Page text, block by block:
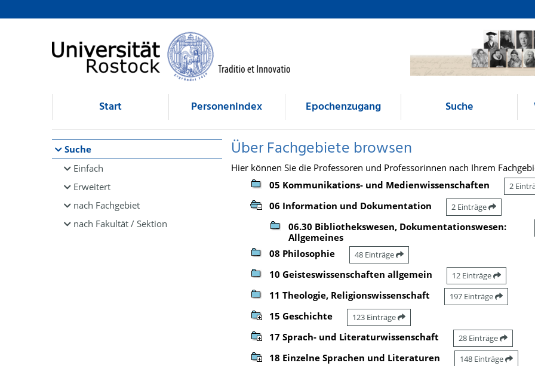
Browsen
direkt zum Inhalt
Start Personenindex Epochenzugang Suche
Suche
Einfach
Erweitert
nach Fachgebiet
nach Fakultät / Sektion
Über Fachgebiete browsen
Hier können Sie die Professoren und Professorinnen nach Ihrem
05 Kommunikations- und Medienwissenschaften
2
06 Information und Dokumentation 2 Einträge
06.30 Bibliothekswesen, Dokumentationswesen:
Allgemeines
08 Philosophie 48 Einträge
10 Geisteswissenschaften allgemein 12 Einträge
11 Theologie, Religionswissenschaft 197 Einträge
15 Geschichte 123 Einträge
17 Sprach- und Literaturwissenschaft 28 Einträge
18 Einzelne Sprachen und Literaturen 148 Einträge